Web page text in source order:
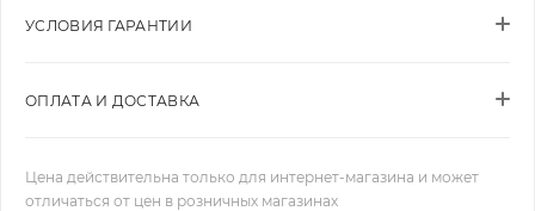
УСЛОВИЯ ГАРАНТИИ
ОПЛАТА И ДОСТАВКА
Цена действительна только для интернет-магазина и может
отличаться от цен в розничных магазинах